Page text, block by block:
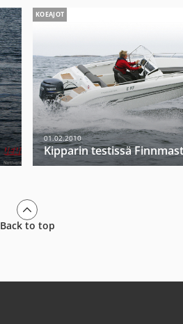
KOEAJOT
01.02.2010
Kipparin testissä
Back to top